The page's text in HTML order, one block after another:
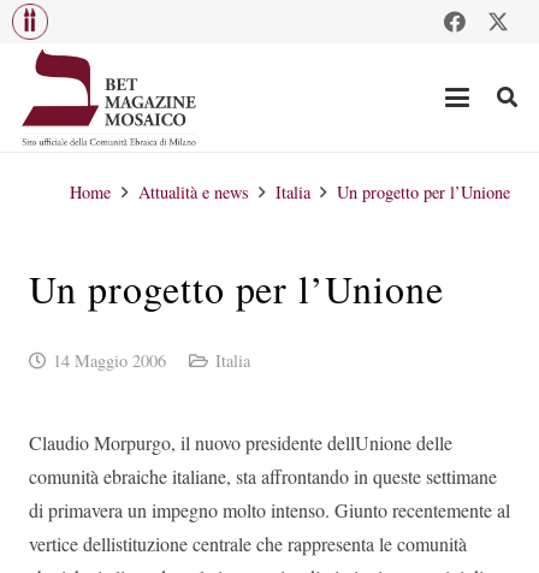
Home Attualità e news Italia Un progetto per l’Unione
Un progetto per l’Unione
14 Maggio 2006 Italia
Claudio Morpurgo, il nuovo presidente dellUnione delle
comunità ebraiche italiane, sta affrontando in queste settimane
di primavera un impegno molto intenso. Giunto recentemente al
vertice dellistituzione centrale che rappresenta le comunità